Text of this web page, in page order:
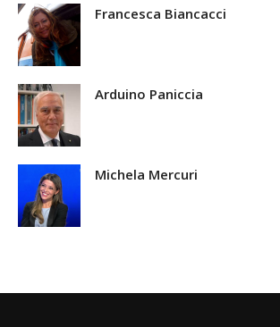
Francesca Biancacci
Arduino Paniccia
Michela Mercuri